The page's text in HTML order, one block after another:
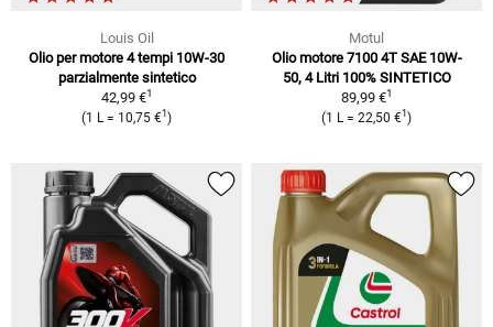
Louis Oil
Olio per motore 4 tempi 10W-30
parzialmente sintetico
42,99 €1
(1 L = 10,75 €1 )
Motul
Olio motore 7100 4T SAE 10W-
50, 4 Litri 100% SINTETICO
89,99 €1
(1 L = 22,50 €1 )